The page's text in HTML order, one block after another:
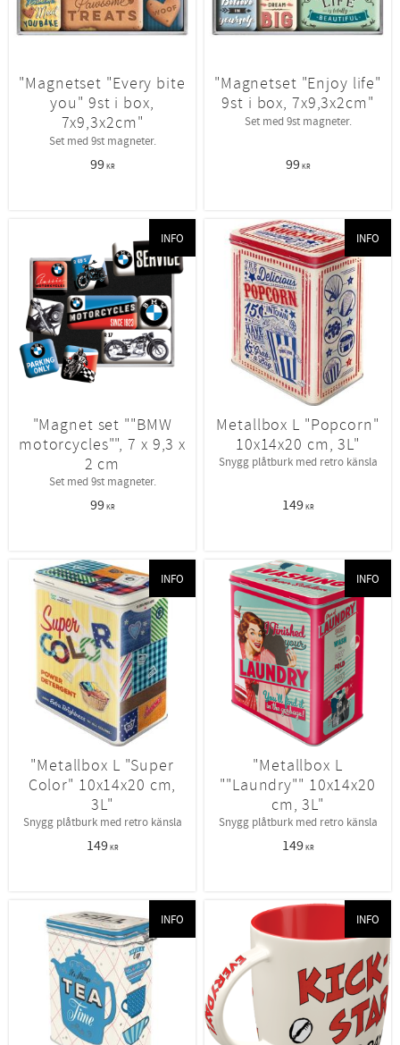
"Magnetset "Every bite
you" 9st i box,
7x9,3x2cm"
Set med 9st magneter.
99KR
"Magnetset "Enjoy life"
9st i box, 7x9,3x2cm"
Set med 9st magneter.
99KR
"Magnet set ""BMW
motorcycles"", 7 x 9,3 x
2 cm
Set med 9st magneter.
99KR
INFO
Metallbox L "Popcorn"
10x14x20 cm, 3L"
Snygg plåtburk med retro känsla
149KR
INFO
"Metallbox L "Super
Color" 10x14x20 cm,
3L"
Snygg plåtburk med retro känsla
149KR
INFO
"Metallbox L
""Laundry"" 10x14x20
cm, 3L"
Snygg plåtburk med retro känsla
149KR
INFO
INFO INFO